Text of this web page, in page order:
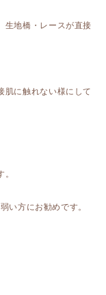
生地橋・レースが直接
肌に触れない様にして
い方にお勧めです。